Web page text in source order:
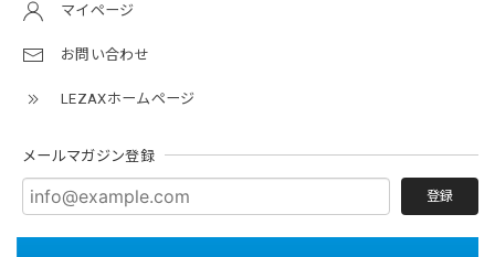
マイページ
お問い合わせ
LEZAXホームページ
メールマガジン登録
登録